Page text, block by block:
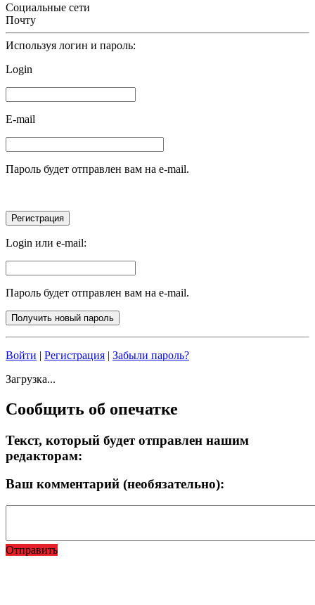
Социальные сети
Почту
Используя логин и пароль:
Login
E-mail
Пароль будет отправлен вам на e-mail.
Login или e-mail:
Пароль будет отправлен вам на e-mail.
Войти | Регистрация | Забыли пароль?
Загрузка...
Сообщить об опечатке
Текст, который будет отправлен нашим
редакторам:
Ваш комментарий (необязательно):
Отправить